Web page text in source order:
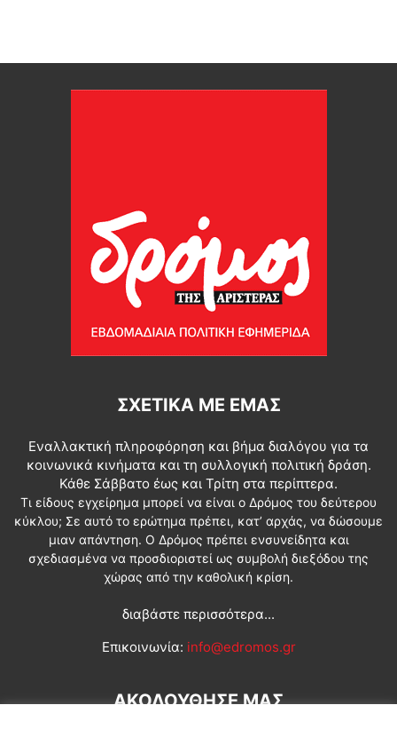
ΣΧΕΤΙΚΆ ΜΕ ΕΜΆΣ
Εναλλακτική πληροφόρηση και βήμα διαλόγου για τα
κοινωνικά κινήματα και τη συλλογική πολιτική δράση.
Κάθε Σάββατο έως και Τρίτη στα περίπτερα.
Τι είδους εγχείρημα μπορεί να είναι ο Δρόμος του δεύτερου
κύκλου; Σε αυτό το ερώτημα πρέπει, κατ’ αρχάς, να δώσουμε
μιαν απάντηση. Ο Δρόμος πρέπει ενσυνείδητα και
σχεδιασμένα να προσδιοριστεί ως συμβολή διεξόδου της
χώρας από την καθολική κρίση.
διαβάστε περισσότερα...
Επικοινωνία: info@edromos.gr
ΑΚΟΛΟΥΘΗΣΕ ΜΑΣ